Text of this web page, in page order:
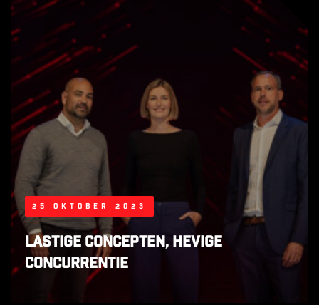
25 oktober 2023
Lastige concepten, hevige
concurrentie